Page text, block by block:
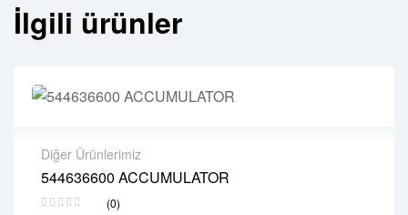
İlgili ürünler
Diğer Ürünlerimiz
544636600 ACCUMULATOR
(0)
2 years warranty
Delivery time: 1-2 business days